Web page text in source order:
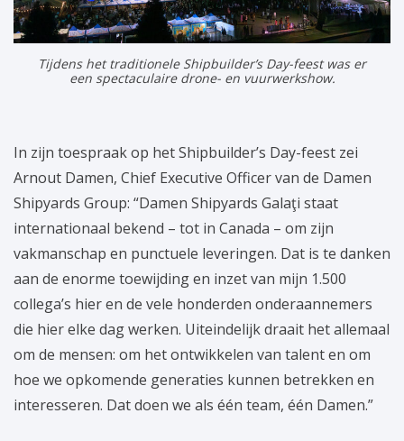
Tijdens het traditionele Shipbuilder’s Day-feest was er
een spectaculaire drone- en vuurwerkshow.
In zijn toespraak op het Shipbuilder’s Day-feest zei
Arnout Damen, Chief Executive Officer van de Damen
Shipyards Group: “Damen Shipyards Galaţi staat
internationaal bekend – tot in Canada – om zijn
vakmanschap en punctuele leveringen. Dat is te danken
aan de enorme toewijding en inzet van mijn 1.500
collega’s hier en de vele honderden onderaannemers
die hier elke dag werken. Uiteindelijk draait het allemaal
om de mensen: om het ontwikkelen van talent en om
hoe we opkomende generaties kunnen betrekken en
interesseren. Dat doen we als één team, één Damen.”